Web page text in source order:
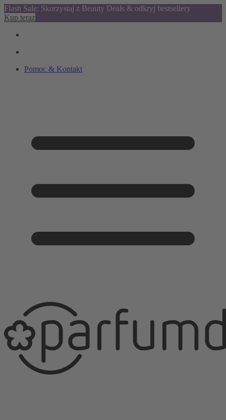
Flash Sale: Skorzystaj z Beauty Deals & odkryj bestsellery
Kup teraz
Pomoc & Kontakt